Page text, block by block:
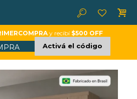
y recibí $500 OFF
Activá el código